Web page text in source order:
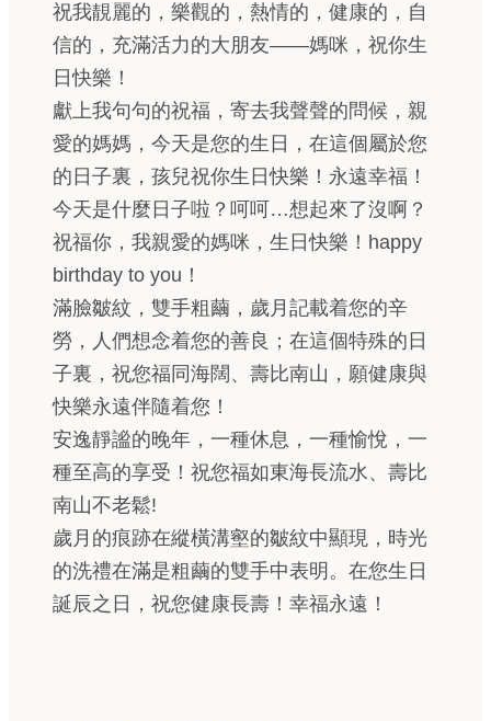
祝我靚麗的，樂觀的，熱情的，健康的，自
信的，充滿活力的大朋友——媽咪，祝你生
日快樂！
獻上我句句的祝福，寄去我聲聲的問候，親
愛的媽媽，今天是您的生日，在這個屬於您
的日子裏，孩兒祝你生日快樂！永遠幸福！
今天是什麼日子啦？呵呵…想起來了沒啊？
祝福你，我親愛的媽咪，生日快樂！happy
birthday to you！
滿臉皺紋，雙手粗繭，歲月記載着您的辛
勞，人們想念着您的善良；在這個特殊的日
子裏，祝您福同海闊、壽比南山，願健康與
快樂永遠伴隨着您！
安逸靜謐的晚年，一種休息，一種愉悅，一
種至高的享受！祝您福如東海長流水、壽比
南山不老鬆!
歲月的痕跡在縱橫溝壑的皺紋中顯現，時光
的洗禮在滿是粗繭的雙手中表明。在您生日
誕辰之日，祝您健康長壽！幸福永遠！